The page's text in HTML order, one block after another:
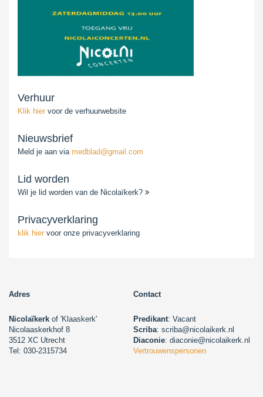
Verhuur
Klik hier voor de verhuurwebsite
Nieuwsbrief
Meld je aan via medblad@gmail.com
Lid worden
Wil je lid worden van de Nicolaïkerk?
Privacyverklaring
klik hier voor onze privacyverklaring
Adres Contact
Nicolaïkerk of 'Klaaskerk'
Nicolaaskerkhof 8
3512 XC Utrecht
Tel: 030-2315734
Predikant: Vacant
Scriba: scriba@nicolaikerk.nl
Diaconie: diaconie@nicolaikerk.nl
Vertrouwenspersonen